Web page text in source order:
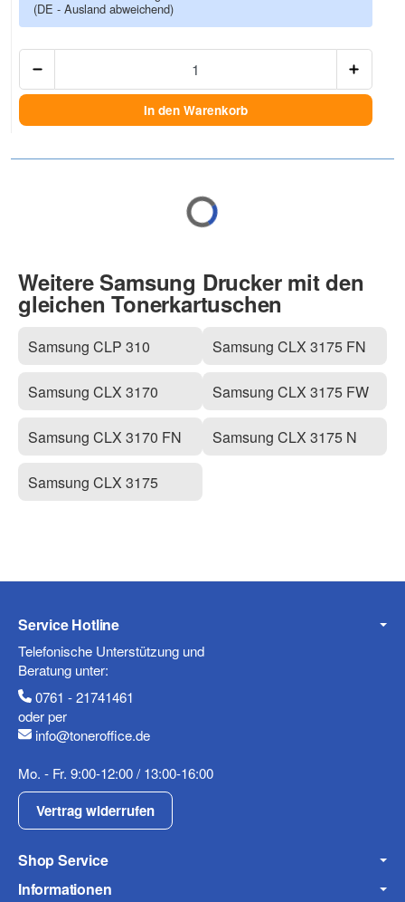
(DE - Ausland abweichend)
In den Warenkorb
Weitere Samsung Drucker mit den
gleichen Tonerkartuschen
Samsung CLP 310
Samsung CLX 3170
Samsung CLX 3170 FN
Samsung CLX 3175
Samsung CLX 3175 FN
Samsung CLX 3175 FW
Samsung CLX 3175 N
Service Hotline
Telefonische Unterstützung und
Beratung unter:
0761 - 21741461
oder per
info@toneroffice.de
Mo. - Fr. 9:00-12:00 / 13:00-16:00
Vertrag widerrufen
Shop Service
Informationen